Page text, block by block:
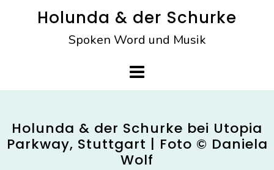
Holunda & der Schurke
Spoken Word und Musik
Holunda & der Schurke bei Utopia
Parkway, Stuttgart | Foto © Daniela
Wolf